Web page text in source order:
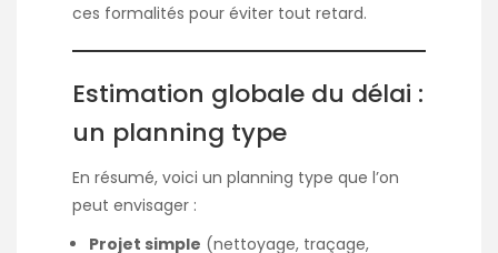
ces formalités pour éviter tout retard.
Estimation globale du délai :
un planning type
En résumé, voici un planning type que l’on
peut envisager :
Projet simple (nettoyage, traçage,